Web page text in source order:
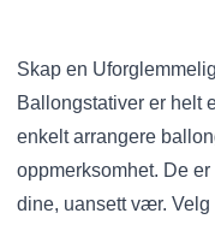
Skap en
Ballongstativer er helt
enkelt arrangere
oppmerksomhet. De
dine, uansett vær. Velg